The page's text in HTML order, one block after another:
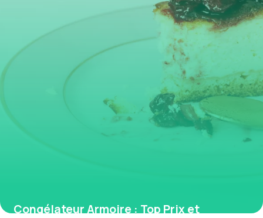
Congélateur Armoire : Top Prix et